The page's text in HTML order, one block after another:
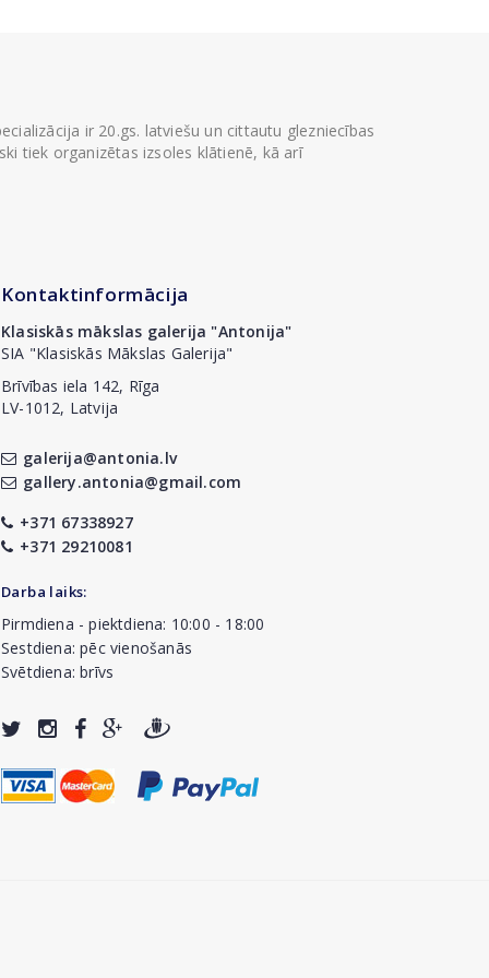
ir 20.gs. latviešu un cittautu glezniecības
tiek organizētas izsoles klātienē, kā arī
Kontaktinformācija
Klasiskās mākslas galerija "Antonija"
SIA "Klasiskās Mākslas Galerija"
Brīvības iela 142, Rīga
LV-1012, Latvija
galerija@antonia.lv
gallery.antonia@gmail.com
+371 67338927
+371 29210081
Darba laiks:
Pirmdiena - piektdiena: 10:00 - 18:00
Sestdiena: pēc vienošanās
Svētdiena: brīvs